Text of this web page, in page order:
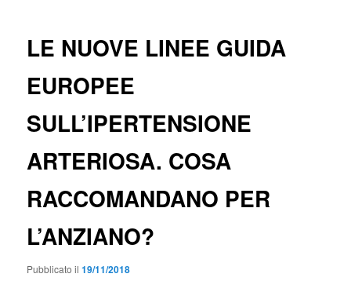
LE NUOVE LINEE GUIDA
EUROPEE
SULL’IPERTENSIONE
ARTERIOSA. COSA
RACCOMANDANO PER
L’ANZIANO?
Pubblicato il19/11/2018